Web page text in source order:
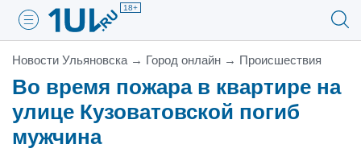
18+
Новости Ульяновска → Город онлайн → Проиcшествия
Во время пожара в квартире на
улице Кузоватовской погиб
мужчина